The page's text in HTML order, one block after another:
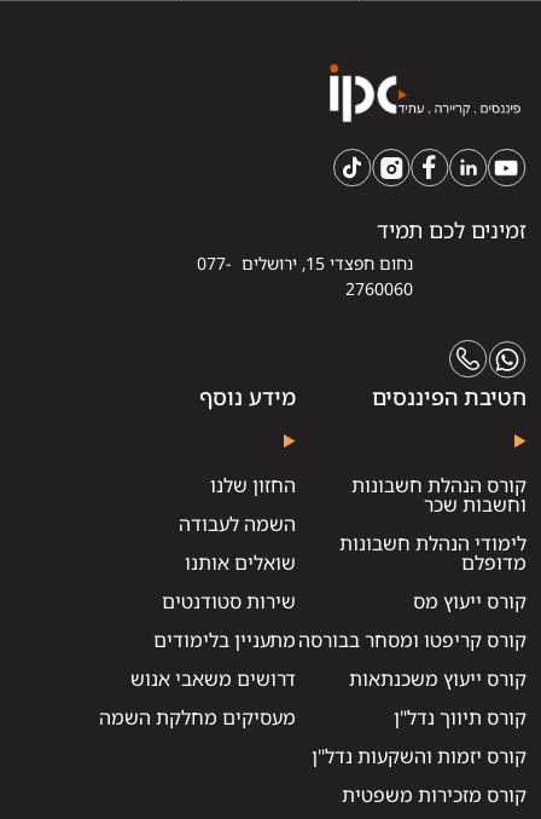
זמינים לכם תמיד
נחום חפצדי 15, ירושלים 077-
2760060
חטיבת הפיננסים
קורס הנהלת חשבונות
וחשבות שכר
לימודי הנהלת חשבונות
מדופלם
קורס ייעוץ מס
קורס קריפטו ומסחר בבורסה
קורס ייעוץ משכנתאות
קורס תיווך נדל"ן
קורס יזמות והשקעות נדל"ן
קורס מזכירות משפטית
מידע נוסף
החזון שלנו
השמה לעבודה
שואלים אותנו
שירות סטודנטים
מתעניין בלימודים
דרושים משאבי אנוש
מעסיקים מחלקת השמה